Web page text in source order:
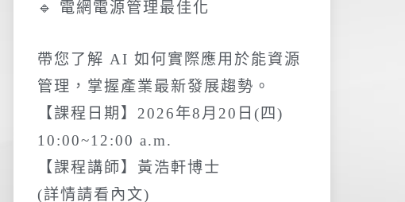
🔹 電網電源管理最佳化
帶您了解 AI 如何實際應用於能資源
管理，掌握產業最新發展趨勢。
【課程日期】2026年8月20日(四)
10:00~12:00 a.m.
【課程講師】黃浩軒博士
(詳情請看內文)